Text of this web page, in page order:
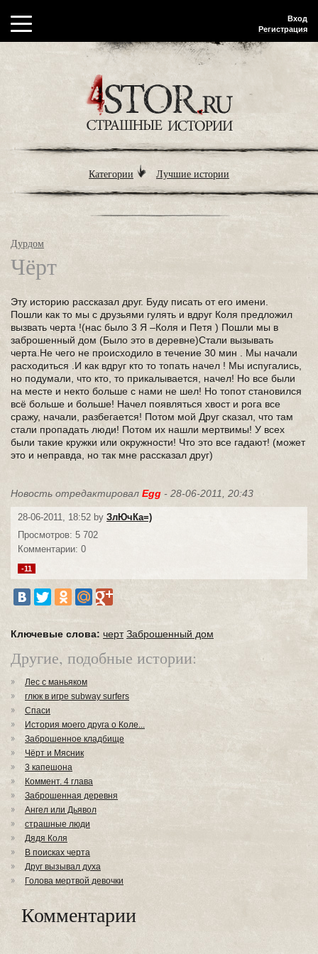
Вход
Регистрация
Категории Лучшие истории
Дурдом
Чёрт
Эту историю рассказал друг. Буду писать от его имени.
Пошли как то мы с друзьями гулять и вдруг Коля предложил
вызвать черта !(нас было 3 Я –Коля и Петя ) Пошли мы в
заброшенный дом (Было это в деревне)Стали вызывать
черта.Не чего не происходило в течение 30 мин . Мы начали
расходиться .И как вдруг кто то топать начел ! Мы испугались,
но подумали, что кто, то прикалывается, начел! Но все были
на месте и некто больше с нами не шел! Но топот становился
всё больше и больше! Начел появляться хвост и рога все
сражу, начали, разбегается! Потом мой Друг сказал, что там
стали пропадать люди! Потом их нашли мертвимы! У всех
были такие кружки или окружности! Что это все гадают! (может
это и неправда, но так мне рассказал друг)
Новость отредактировал Egg - 28-06-2011, 20:43
28-06-2011, 18:52 by ЗлЮчКа=)
Просмотров: 5 702
Комментарии: 0
-11
Ключевые слова: черт Заброшенный дом
Другие, подобные истории:
Лес с маньяком
глюк в игре subway surfers
Спаси
История моего друга о Коле...
Заброшенное кладбище
Чёрт и Мясник
3 капешона
Коммент. 4 глава
Заброшенная деревня
Ангел или Дьявол
страшные люди
Дядя Коля
В поисках черта
Друг вызывал духа
Голова мертвой девочки
Комментарии